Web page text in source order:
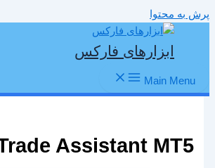
پرش به محتوا
ابزارهای فارکس
Main Menu
Trade Assistant MT5